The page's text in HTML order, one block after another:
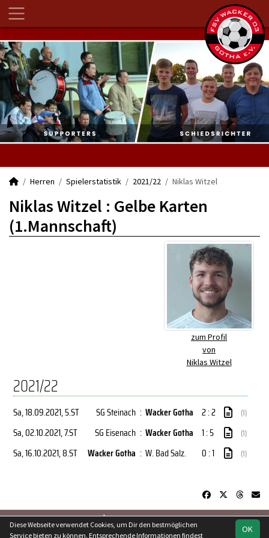
Herren Spielerstatistik 2021/22 Niklas Witzel
Niklas Witzel : Gelbe Karten
(1.Mannschaft)
zum Profil
von
Niklas Witzel
2021/22
Sa, 18.09.2021, 5.ST SG Steinach : Wacker Gotha 2 : 2 (1)
Sa, 02.10.2021, 7.ST SG Eisenach : Wacker Gotha 1 : 5 (1)
Sa, 16.10.2021, 8.ST Wacker Gotha : W. Bad Salz. 0 : 1 (1)
soccero.de
OK
Diese Webseite verwendet Cookies, um Dir den bestmöglichen
Service bieten zu können. Entsprechende Informationen findest